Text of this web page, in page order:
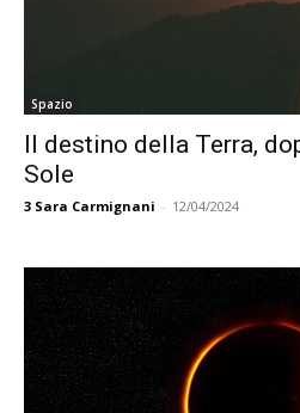
Spazio
Il destino della Terra,
Sole
3 Sara Carmignani - 12/04/2024